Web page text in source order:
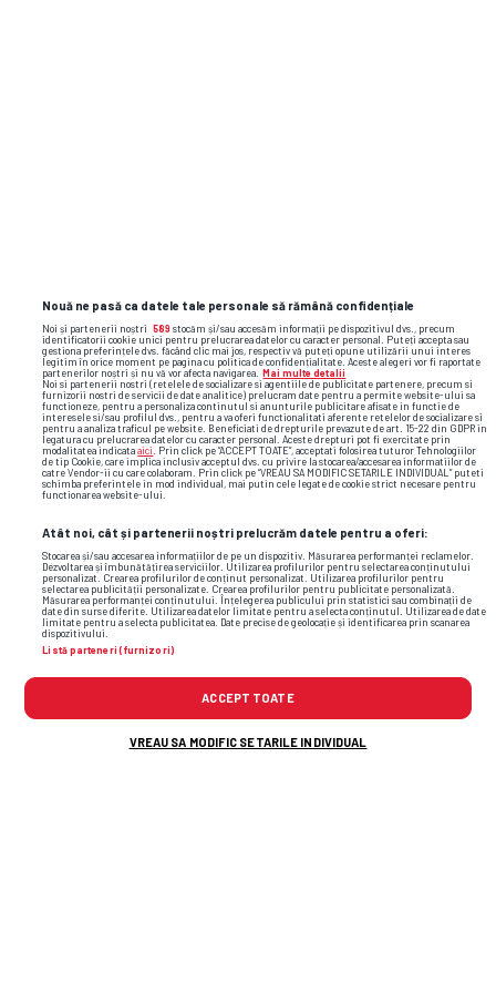
: Ebbe Moberg, modelul surprins în tribune la Inter –
Nouă ne pasă ca datele tale personale să rămână confidențiale
Noi și partenerii noștri 589 stocăm și/sau accesăm informații pe dispozitivul dvs., precum
identificatorii cookie unici pentru prelucrarea datelor cu caracter personal. Puteți accepta sau
gestiona preferințele dvs. făcând clic mai jos, respectiv vă puteți opune utilizării unui interes
legitim în orice moment pe pagina cu politica de confidențialitate. Aceste alegeri vor fi raportate
partenerilor noștri și nu vă vor afecta navigarea. Mai multe detalii
Noi si partenerii nostri (retelele de socializare si agentiile de publicitate partenere, precum si
furnizorii nostri de servicii de date analitice) prelucram date pentru a permite website-ului sa
functioneze, pentru a personaliza continutul si anunturile publicitare afisate in functie de
interesele si/sau profilul dvs., pentru a va oferi functionalitati aferente retelelor de socializare si
pentru a analiza traficul pe website. Beneficiati de drepturile prevazute de art. 15-22 din GDPR in
legatura cu prelucrarea datelor cu caracter personal. Aceste drepturi pot fi exercitate prin
modalitatea indicataaici
. Prin click pe “ACCEPT TOATE”, acceptati folosirea tuturor Tehnologiilor
de tip Cookie, care implica inclusiv acceptul dvs. cu privire la stocarea/accesarea informatiilor de
catre Vendor-ii cu care colaboram. Prin click pe “VREAU SA MODIFIC SETARILE INDIVIDUAL” puteti
schimba preferintele in mod individual, mai putin cele legate de cookie strict necesare pentru
functionarea website-ului.
Atât noi, cât și partenerii noștri prelucrăm datele pentru a oferi:
Stocarea și/sau accesarea informațiilor de pe un dispozitiv. Măsurarea performanței reclamelor.
Dezvoltarea și îmbunătățirea serviciilor. Utilizarea profilurilor pentru selectarea conținutului
personalizat. Crearea profilurilor de conținut personalizat. Utilizarea profilurilor pentru
selectarea publicității personalizate. Crearea profilurilor pentru publicitate personalizată.
Măsurarea performanței conținutului. Înțelegerea publicului prin statistici sau combinații de
date din surse diferite. Utilizarea datelor limitate pentru a selecta conținutul. Utilizarea de date
limitate pentru a selecta publicitatea. Date precise de geolocație și identificarea prin scanarea
dispozitivului.
Listă parteneri (furnizori)
ACCEPT TOATE
VREAU SA MODIFIC SETARILE INDIVIDUAL